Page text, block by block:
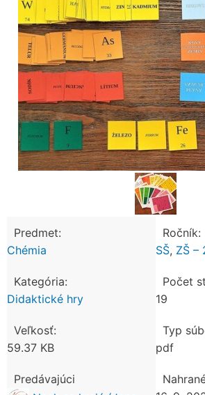
Predmet:
Chémia
Ročník:
SŠ, ZŠ –
Kategória:
Didaktické hry
Počet
19
Veľkosť:
59.37 KB
Typ
pdf
Predávajúci